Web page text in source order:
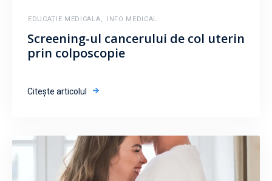
EDUCAȚIE MEDICALA, INFO MEDICAL
Screening-ul cancerului de col uterin
prin colposcopie
Citește articolul